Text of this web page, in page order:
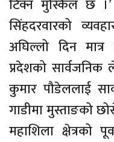
टिक्न मुस्किल छ
सिंहदरवारको
अघिल्लो दिन मात्र
प्रदेशको
कुमार पौडेललाई
गाडीमा मुस्ताङको
महाशिला क्षेत्रको